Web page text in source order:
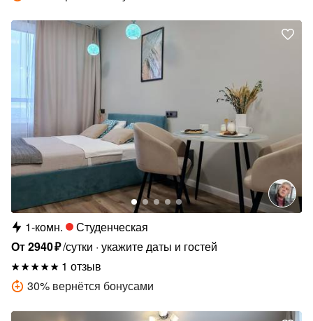
1-комн.
Студенческая
От2940₽/сутки укажите даты и гостей
1 отзыв
30% вернётся бонусами